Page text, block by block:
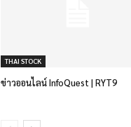
THAI STOCK
ข่าวออนไลน์ InfoQuest | RYT9